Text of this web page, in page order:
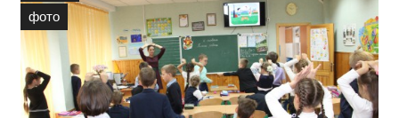
фото